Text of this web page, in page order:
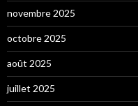
novembre 2025
octobre 2025
août 2025
juillet 2025